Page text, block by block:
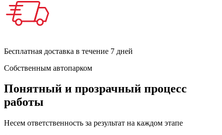
Бесплатная доставка в течение 7 дней
Собственным автопарком
Понятный и прозрачный процесс
работы
Несем ответственность за результат на каждом этапе